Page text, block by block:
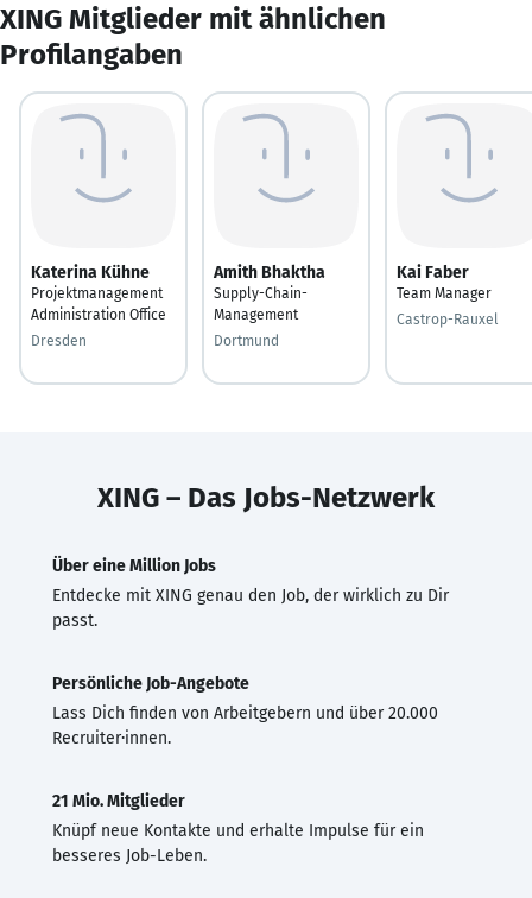
XING Mitglieder mit ähnlichen
Profilangaben
Katerina Kühne
Projektmanagement
Administration Office
Dresden
Amith Bhaktha
Supply-Chain-
Management
Dortmund
Kai Faber
Team Manager
Castrop-Rauxel
XING – Das Jobs-Netzwerk
Über eine Million Jobs
Entdecke mit XING genau den Job, der wirklich zu Dir
passt.
Persönliche Job-Angebote
Lass Dich finden von Arbeitgebern und über 20.000
Recruiter·innen.
21 Mio. Mitglieder
Knüpf neue Kontakte und erhalte Impulse für ein
besseres Job-Leben.